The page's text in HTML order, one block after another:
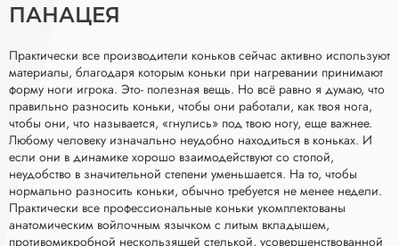
ПАНАЦЕЯ
Практически все производители коньков сейчас активно используют
материалы, благодаря которым коньки при нагревании принимают
форму ноги игрока. Это- полезная вещь. Но всё равно я думаю, что
правильно разносить коньки, чтобы они работали, как твоя нога,
чтобы они, что называется, «гнулись» под твою ногу, еще важнее.
Любому человеку изначально неудобно находиться в коньках. И
если они в динамике хорошо взаимодействуют со стопой,
неудобство в значительной степени уменьшается. Нa то, чтобы
нормально разносить коньки, обычно требуется не менее недели.
Практически все профессиональные коньки укомплектованы
анатомическим войлочным язычком с литым вкладышем,
противомикробной нескользящей стелькой, усовершенствованной